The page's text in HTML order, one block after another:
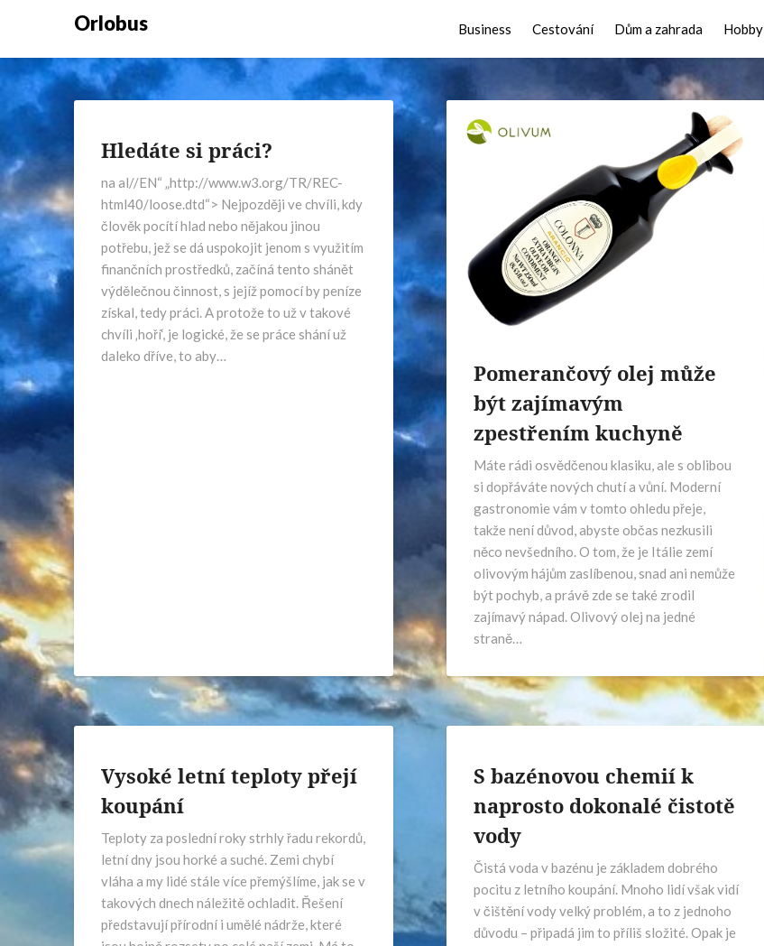
Orlobus Business Cestování Dům a zahrada Hobby
Hledáte si práci?
na al//EN“ „http://www.w3.org/TR/REC-
html40/loose.dtd“> Nejpozději ve chvíli, kdy
člověk pocítí hlad nebo nějakou jinou
potřebu, jež se dá uspokojit jenom s využitím
finančních prostředků, začíná tento shánět
výdělečnou činnost, s jejíž pomocí by peníze
získal, tedy práci. A protože to už v takové
chvíli ‚hoří‘, je logické, že se práce shání už
daleko dříve, to aby…
Pomerančový olej může
být zajímavým
zpestřením kuchyně
Máte rádi osvědčenou klasiku, ale s oblibou
si dopřáváte nových chutí a vůní. Moderní
gastronomie vám v tomto ohledu přeje,
takže není důvod, abyste občas nezkusili
něco nevšedního. O tom, že je Itálie zemí
olivovým hájům zaslíbenou, snad ani nemůže
být pochyb, a právě zde se také zrodil
zajímavý nápad. Olivový olej na jedné
straně…
Vysoké letní teploty přejí
koupání
Teploty za poslední roky strhly řadu rekordů,
letní dny jsou horké a suché. Zemi chybí
vláha a my lidé stále více přemýšlíme, jak se v
takových dnech náležitě ochladit. Řešení
představují přírodní i umělé nádrže, které
S bazénovou chemií k
naprosto dokonalé čistotě
vody
Čistá voda v bazénu je základem dobrého
pocitu z letního koupání. Mnoho lidí však vidí
v čištění vody velký problém, a to z jednoho
důvodu – připadá jim to příliš složité. Opak je